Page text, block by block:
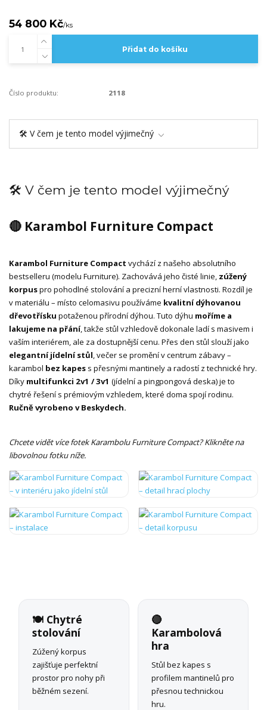
54 800 Kč/ks
Přidat do košíku
Číslo produktu: 2118
🛠️ V čem je tento model výjimečný
🛠️ V čem je tento model výjimečný
🔴 Karambol Furniture Compact
Karambol Furniture Compact vychází z našeho absolutního
bestselleru (modelu Furniture). Zachovává jeho čisté linie, zúžený
korpuspro pohodlné stolování a precizní herní vlastnosti. Rozdíl je
v materiálu – místo celomasivu používáme kvalitní dýhovanou
dřevotřísku potaženou přírodní dýhou. Tuto dýhu moříme a
lakujeme na přání, takže stůl vzhledově dokonale ladí s masivem i
vaším interiérem, ale za dostupnější cenu. Přes den stůl slouží jako
elegantní jídelní stůl, večer se promění v centrum zábavy –
karambol bez kapes s přesnými mantinely a radostí z technické hry.
Díky multifunkci 2v1 / 3v1 (jídelní a pingpongová deska) je to
chytré řešení s prémiovým vzhledem, které doma spojí rodinu.
Ručně vyrobeno v Beskydech.
Chcete vidět více fotek Karambolu Furniture Compact? Klikněte na
libovolnou fotku níže.
🍽️ Chytré
stolování
Zúžený korpus
zajišťuje perfektní
prostor pro nohy při
běžném sezení.
🔴
Karambolová
hra
Stůl bez kapes s
profilem mantinelů pro
přesnou technickou
hru.